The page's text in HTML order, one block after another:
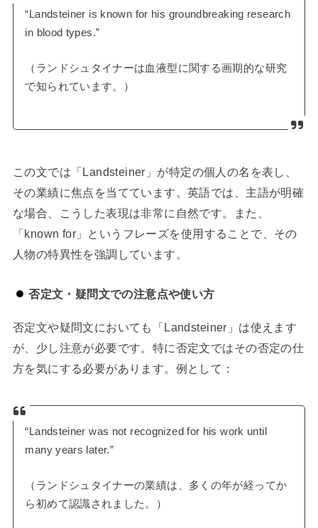
“Landsteiner is known for his groundbreaking research
in blood types.”
（ランドシュタイナーは血液型に関する画期的な研究
で知られています。）
この文では「Landsteiner」が特定の個人の名を表し、
その業績に焦点を当てています。英語では、主語が明確
な場合、こうした表現は非常に自然です。また、
「known for」というフレーズを使用することで、その
人物の特異性を強調しています。
否定文・疑問文での注意点や使い方
否定文や疑問文においても「Landsteiner」は使えます
が、少し注意が必要です。特に否定文ではその否定の仕
方を気にする必要があります。例として：
“Landsteiner was not recognized for his work until
many years later.”
（ランドシュタイナーの業績は、多くの年が経ってか
ら初めて認識されました。）